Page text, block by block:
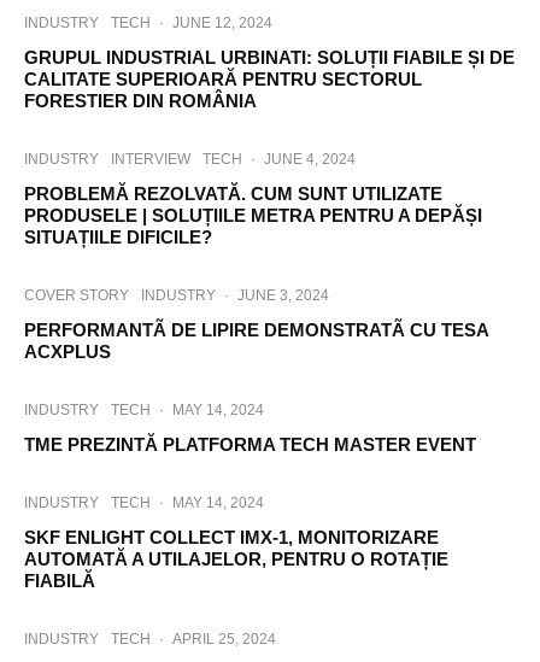
INDUSTRY TECH · JUNE 12, 2024
GRUPUL INDUSTRIAL URBINATI: SOLUȚII FIABILE ȘI DE
CALITATE SUPERIOARĂ PENTRU SECTORUL
FORESTIER DIN ROMÂNIA
INDUSTRY INTERVIEW TECH · JUNE 4, 2024
PROBLEMĂ REZOLVATĂ. CUM SUNT UTILIZATE
PRODUSELE | SOLUȚIILE METRA PENTRU A DEPĂȘI
SITUAȚIILE DIFICILE?
COVER STORY INDUSTRY · JUNE 3, 2024
PERFORMANTÃ DE LIPIRE DEMONSTRATÃ CU TESA
ACXPLUS
INDUSTRY TECH · MAY 14, 2024
TME PREZINTĂ PLATFORMA TECH MASTER EVENT
INDUSTRY TECH · MAY 14, 2024
SKF ENLIGHT COLLECT IMX-1, MONITORIZARE
AUTOMATĂ A UTILAJELOR, PENTRU O ROTAȚIE
FIABILĂ
INDUSTRY TECH · APRIL 25, 2024